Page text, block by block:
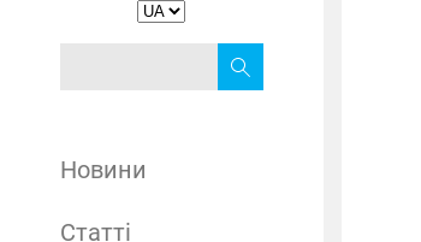
Новини
Статті